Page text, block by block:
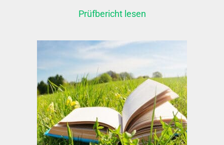
Prüfbericht lesen